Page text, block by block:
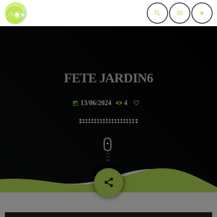
search menu play_arrow
FETE JARDIN6
today 13/06/2024 4
share
email